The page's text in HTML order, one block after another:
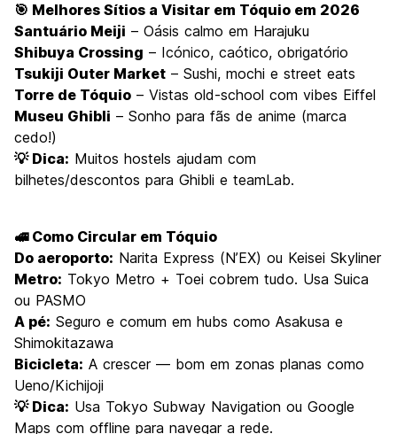
🎯 Melhores Sítios a Visitar em Tóquio em 2026
Santuário Meiji – Oásis calmo em Harajuku
Shibuya Crossing – Icónico, caótico, obrigatório
Tsukiji Outer Market – Sushi, mochi e street eats
Torre de Tóquio – Vistas old-school com vibes Eiffel
Museu Ghibli – Sonho para fãs de anime (marca
cedo!)
💡 Dica: Muitos hostels ajudam com
bilhetes/descontos para Ghibli e teamLab.
🚅 Como Circular em Tóquio
Do aeroporto: Narita Express (N’EX) ou Keisei Skyliner
Metro: Tokyo Metro + Toei cobrem tudo. Usa Suica
ou PASMO
A pé: Seguro e comum em hubs como Asakusa e
Shimokitazawa
Bicicleta: A crescer — bom em zonas planas como
Ueno/Kichijoji
💡 Dica: Usa Tokyo Subway Navigation ou Google
Maps com offline para navegar a rede.